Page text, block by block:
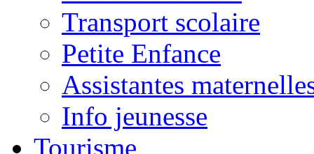
Transport scolaire
Petite Enfance
Assistantes
Info jeunesse
Tourisme